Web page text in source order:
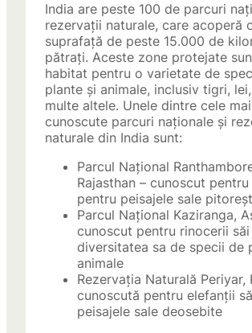
India are peste 100 de parcuri
rezervații naturale, care acoperă
suprafață de peste 15.000 de
pătrați. Aceste zone protejate
habitat pentru o varietate de
plante și animale, inclusiv tigri,
multe altele. Unele dintre cele mai
cunoscute parcuri naționale și
naturale din India sunt:
Parcul Național
Rajasthan – cunoscut
pentru peisajele sale
Parcul Național Kaziranga,
cunoscut pentru rinocerii
diversitatea sa de specii de
animale
Rezervația Naturală Periyar,
cunoscută pentru elefanții
peisajele sale deosebite